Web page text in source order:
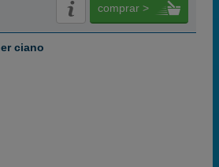
comprar >
ciano